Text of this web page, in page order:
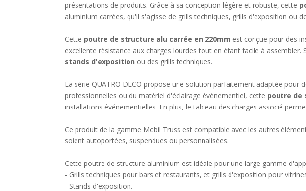
présentations de produits. Grâce à sa conception légère et robuste, cette
aluminium carrées, qu'il s'agisse de grills techniques, grills d'exposition ou
Cette poutre de structure alu carrée en 220mm est conçue pour des
excellente résistance aux charges lourdes tout en étant facile à
stands d'exposition ou des grills techniques.
La série QUATRO DECO propose une solution parfaitement adaptée
professionnelles ou du matériel d'éclairage événementiel, cette poutre de
installations événementielles. En plus, le tableau des charges associé
Ce produit de la gamme Mobil Truss est compatible avec les autres
soient autoportées, suspendues ou personnalisées.
Cette poutre de structure aluminium est idéale pour une large gamme
- Grills techniques pour bars et restaurants, et grills d'exposition pour
- Stands d'exposition.